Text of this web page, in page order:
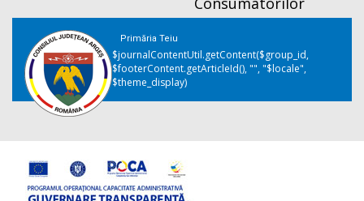
Primăria Teiu
$journalContentUtil.getContent($group_id,
$footerContent.getArticleId(), "", "$locale",
$theme_display)